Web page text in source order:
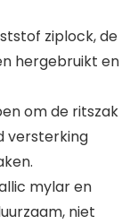
ziplock, de
hergebruikt en
om de ritszak
versterking
mylar en
niet